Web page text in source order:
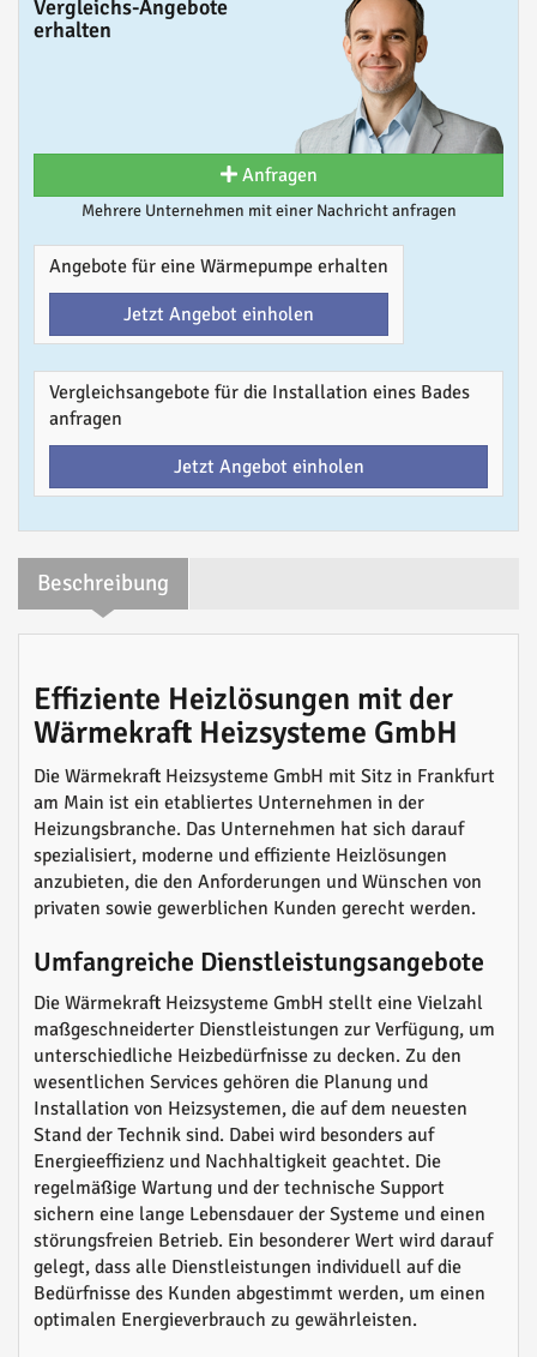
Vergleichs-Angebote
erhalten
Anfragen
Mehrere Unternehmen mit einer Nachricht anfragen
Angebote für eine Wärmepumpe erhalten
Jetzt Angebot einholen
Vergleichsangebote für die Installation eines Bades
anfragen
Jetzt Angebot einholen
Beschreibung
Effiziente Heizlösungen mit der
Wärmekraft Heizsysteme GmbH
Die Wärmekraft Heizsysteme GmbH mit Sitz in Frankfurt
am Main ist ein etabliertes Unternehmen in der
Heizungsbranche. Das Unternehmen hat sich darauf
spezialisiert, moderne und effiziente Heizlösungen
anzubieten, die den Anforderungen und Wünschen von
privaten sowie gewerblichen Kunden gerecht werden.
Umfangreiche Dienstleistungsangebote
Die Wärmekraft Heizsysteme GmbH stellt eine Vielzahl
maßgeschneiderter Dienstleistungen zur Verfügung, um
unterschiedliche Heizbedürfnisse zu decken. Zu den
wesentlichen Services gehören die Planung und
Installation von Heizsystemen, die auf dem neuesten
Stand der Technik sind. Dabei wird besonders auf
Energieeffizienz und Nachhaltigkeit geachtet. Die
regelmäßige Wartung und der technische Support
sichern eine lange Lebensdauer der Systeme und einen
störungsfreien Betrieb. Ein besonderer Wert wird darauf
gelegt, dass alle Dienstleistungen individuell auf die
Bedürfnisse des Kunden abgestimmt werden, um einen
optimalen Energieverbrauch zu gewährleisten.